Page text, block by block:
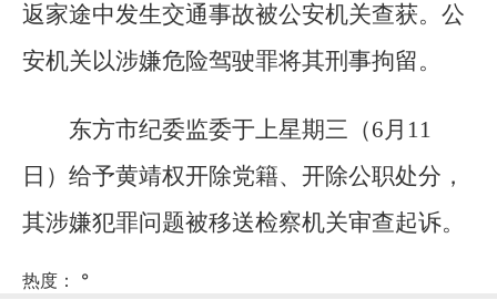
返家途中发生交通事故被公安机关查获。公
安机关以涉嫌危险驾驶罪将其刑事拘留。
东方市纪委监委于上星期三（6月11
日）给予黄靖权开除党籍、开除公职处分，
其涉嫌犯罪问题被移送检察机关审查起诉。
热度： °